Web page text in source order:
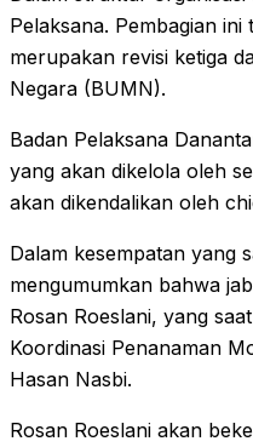
Pelaksana. Pembagian
merupakan revisi ketiga
Negara (BUMN).
Badan Pelaksana
yang akan dikelola oleh
akan dikendalikan oleh
Dalam kesempatan yang
mengumumkan bahwa
Rosan Roeslani, yang
Koordinasi Penanaman
Hasan Nasbi.
Rosan Roeslani akan